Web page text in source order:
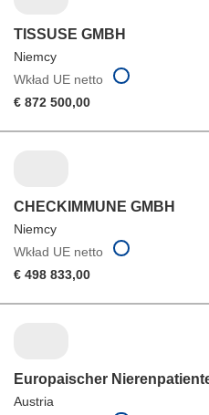
TISSUSE GMBH
Niemcy
Wkład UE netto
€ 872 500,00
CHECKIMMUNE GMBH
Niemcy
Wkład UE netto
€ 498 833,00
Europaischer
Austria